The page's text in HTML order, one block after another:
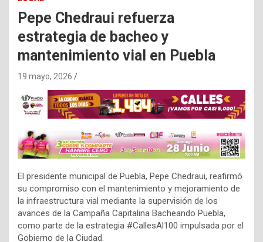
Pepe Chedraui refuerza
estrategia de bacheo y
mantenimiento vial en Puebla
19 mayo, 2026
El presidente municipal de Puebla, Pepe Chedraui, reafirmó
su compromiso con el mantenimiento y mejoramiento de
la infraestructura vial mediante la supervisión de los
avances de la Campaña Capitalina Bacheando Puebla,
como parte de la estrategia #CallesAl100 impulsada por el
Gobierno de la Ciudad.